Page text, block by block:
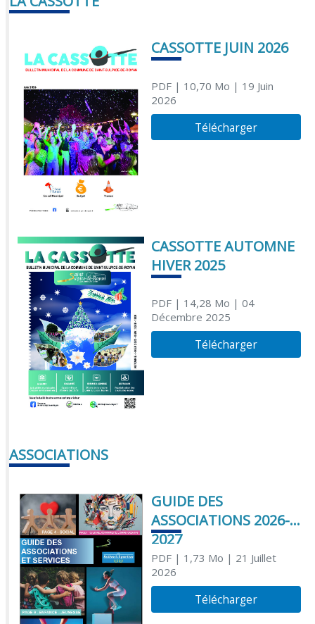
CASSOTTE JUIN 2026
PDF| 10,70 Mo | 19 Juin
2026
Télécharger
CASSOTTE AUTOMNE
HIVER 2025
PDF| 14,28 Mo | 04
Décembre 2025
Télécharger
ASSOCIATIONS
GUIDE DES
ASSOCIATIONS 2026-
2027
PDF| 1,73 Mo | 21 Juillet
2026
Télécharger